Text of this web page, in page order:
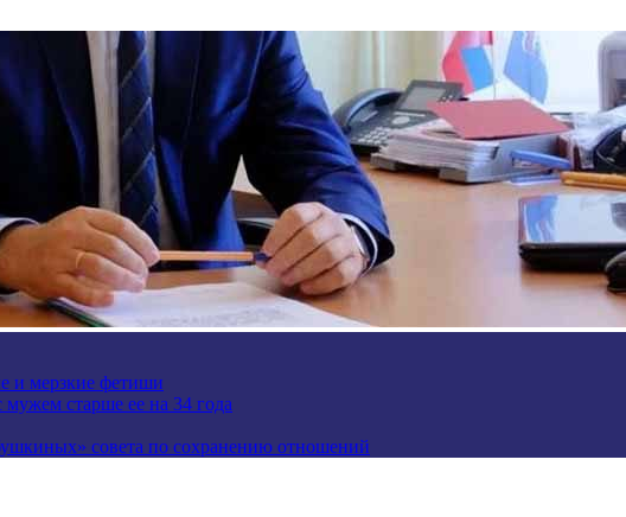
и мерзкие фетиши
мужем старше ее на 34 года
совета по сохранению отношений